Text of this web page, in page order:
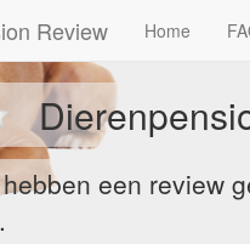
Review Home
een review